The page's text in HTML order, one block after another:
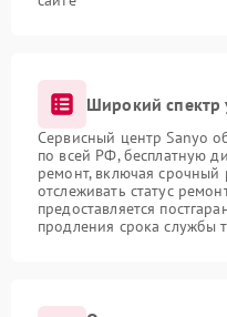
Широкий спектр
Сервисный центр Sanyo
по всей РФ, бесплатную
ремонт, включая срочный
отслеживать статус
предоставляется
продления срока службы